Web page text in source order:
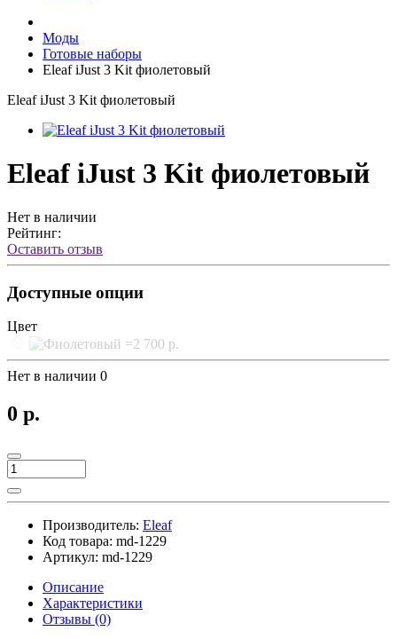
Моды
Готовые наборы
Eleaf iJust 3 Kit фиолетовый
Eleaf iJust 3 Kit фиолетовый
Eleaf iJust 3 Kit фиолетовый
Нет в наличии
Рейтинг:
Оставить отзыв
Доступные опции
Цвет
Нет в наличии 0
0 р.
Производитель: Eleaf
Код товара: md-1229
Артикул: md-1229
Описание
Характеристики
Отзывы (0)